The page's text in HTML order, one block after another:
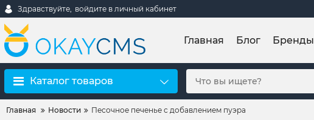
Здравствуйте, войдите в личный кабинет
Главная Блог Бренды
Каталог товаров
Главная Новости Песочное печенье с добавлением пуэра